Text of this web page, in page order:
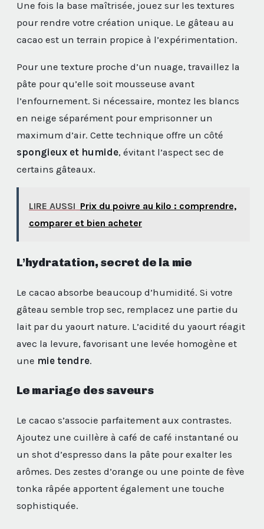
Une fois la base maîtrisée, jouez sur les textures
pour rendre votre création unique. Le gâteau au
cacao est un terrain propice à l’expérimentation.
Pour une texture proche d’un nuage, travaillez la
pâte pour qu’elle soit mousseuse avant
l’enfournement. Si nécessaire, montez les blancs
en neige séparément pour emprisonner un
maximum d’air. Cette technique offre un côté
spongieux et humide, évitant l’aspect sec de
certains gâteaux.
LIRE AUSSI Prix du poivre au kilo : comprendre,
comparer et bien acheter
L’hydratation, secret de la mie
Le cacao absorbe beaucoup d’humidité. Si votre
gâteau semble trop sec, remplacez une partie du
lait par du yaourt nature. L’acidité du yaourt réagit
avec la levure, favorisant une levée homogène et
une mie tendre.
Le mariage des saveurs
Le cacao s’associe parfaitement aux contrastes.
Ajoutez une cuillère à café de café instantané ou
un shot d’espresso dans la pâte pour exalter les
arômes. Des zestes d’orange ou une pointe de fève
tonka râpée apportent également une touche
sophistiquée.